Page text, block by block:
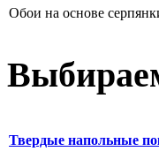
Обои на основе
Твердые напольные